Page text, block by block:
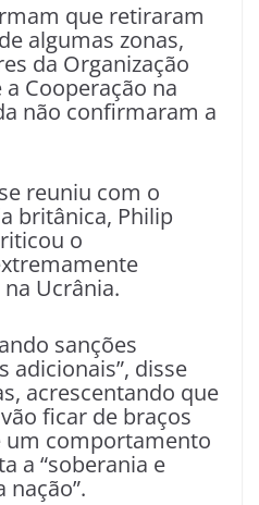
que retiraram
algumas zonas,
da Organização
a Cooperação na
não confirmaram a
reuniu com o
britânica, Philip
o
na Ucrânia.
sanções
adicionais”, disse
acrescentando que
ficar de braços
um comportamento
a “soberania e